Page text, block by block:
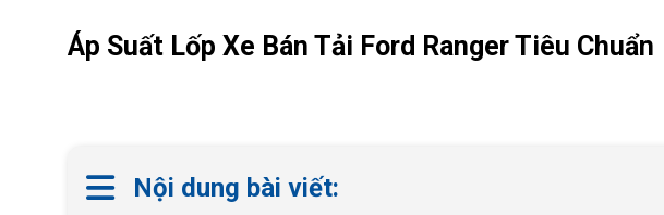
Áp Suất Lốp Xe Bán Tải Ford Ranger Tiêu Chuẩn
Nội dung bài viết: